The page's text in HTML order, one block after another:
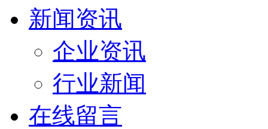
新闻资讯
企业资讯
行业新闻
在线留言